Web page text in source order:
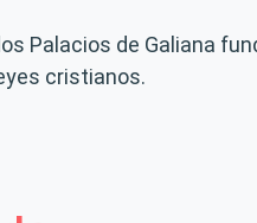
Palacios de Galiana
cristianos.